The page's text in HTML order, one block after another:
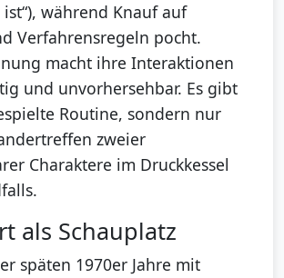
während Knauf auf
Verfahrensregeln pocht.
macht ihre Interaktionen
und unvorhersehbar. Es gibt
Routine, sondern nur
zweier
Charaktere im Druckkessel
als Schauplatz
späten 1970er Jahre mit